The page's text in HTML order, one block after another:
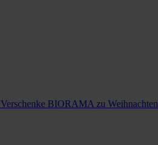
Verschenke BIORAMA zu